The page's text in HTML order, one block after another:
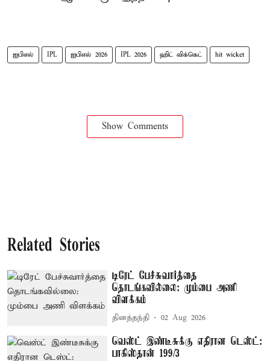
ஐபிஎல் IPL ஐபிஎல் 2026 IPL 2026 ஹிட் விக்கெட் hit wicket
Show Comments
Related Stories
டிரேட் பேச்சுவார்த்தை
தொடங்கவில்லை: மும்பை அணி
விளக்கம்
தினத்தந்தி 02 Aug 2026
வெஸ்ட் இண்டீசுக்கு எதிரான டெஸ்ட்:
பாகிஸ்தான் 199/3